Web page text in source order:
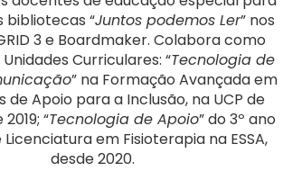
bibliotecas “Juntos podemos Ler” nos
3 e Boardmaker. Colabora como
Curriculares: “Tecnologia de
” na Formação Avançada em
de Apoio para a Inclusão, na UCP de
“Tecnologia de Apoio” do 3º ano
em Fisioterapia na ESSA,
desde 2020.